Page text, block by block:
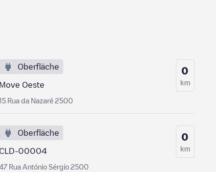
Oberfläche
Move Oeste
Rua da Nazaré 2500
0
km
Oberfläche
CLD-00004
Rua António Sérgio 2500
0
km